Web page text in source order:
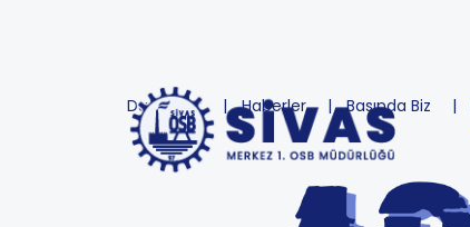
Duyurular Haberler Basında Biz